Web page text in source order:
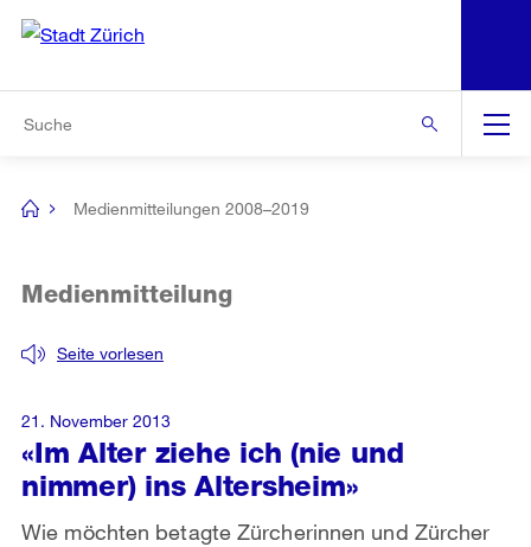
Navigation
[no
Medienmitteilungen 2008–2019
«Im Alter ziehe ich (nie und
nimmer) ins Altersheim»
Seite vorlesen
Medienmitteilung
Wie möchten betagte Zürcherinnen und Zürcher
21. November 2013